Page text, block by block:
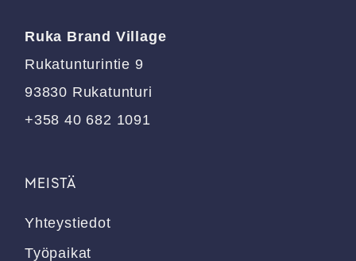
Ruka Brand Village
Rukatunturintie 9
93830 Rukatunturi
+358 40 682 1091
MEISTÄ
Yhteystiedot
Työpaikat